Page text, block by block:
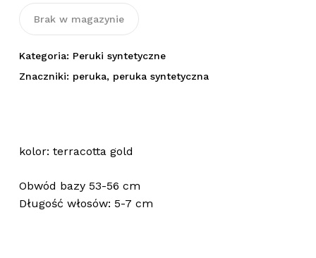
Brak w magazynie
Kategoria: Peruki syntetyczne
Znaczniki: peruka, peruka syntetyczna
kolor: terracotta gold
Obwód bazy 53-56 cm
Długość włosów: 5-7 cm